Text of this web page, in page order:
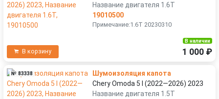
Название двигателя 1.6T
19010500
Примечание:1.6T 20230310
В корзину
В наличии
1 000 ₽
№ 83338
Шумоизоляция капота
Chery Omoda 5 I (2022—2026) 2023
Название двигателя 1.5T